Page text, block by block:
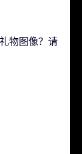
物图像？请